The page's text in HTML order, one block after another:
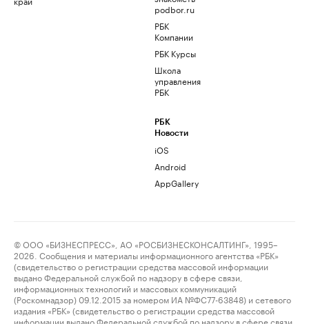
podbor.ru
РБК
Компании
РБК Курсы
Школа
управления
РБК
РБК
Новости
iOS
Android
AppGallery
© ООО «БИЗНЕСПРЕСС», АО «РОСБИЗНЕСКОНСАЛТИНГ», 1995–
2026. Сообщения и материалы информационного агентства «РБК»
(свидетельство о регистрации средства массовой информации
выдано Федеральной службой по надзору в сфере связи,
информационных технологий и массовых коммуникаций
(Роскомнадзор) 09.12.2015 за номером ИА №ФС77-63848) и сетевого
издания «РБК» (свидетельство о регистрации средства массовой
информации выдано Федеральной службой по надзору в сфере связи,